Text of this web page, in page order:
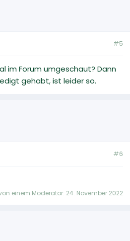
#5
im Forum umgeschaut? Dann
gehabt, ist leider so.
#6
einem Moderator: 24. November 2022